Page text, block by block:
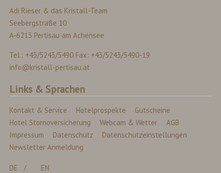
Adi Rieser & das Kristall-Team
Seebergstraße 10
A-6213 Pertisau am Achensee
Tel.: +43/5243/5490 Fax: +43/5243/5490-19
info@kristall-pertisau.at
Links & Sprachen
Kontakt & Service Hotelprospekte
Gutscheine
Hotel Stornoversicherung
Webcam & Wetter
AGB
Impressum
Datenschutz
Datenschutzeinstellungen
Newsletter Anmeldung
DE EN